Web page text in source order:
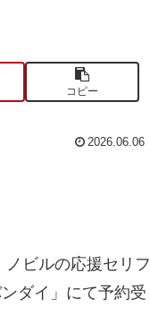
コピー
2026.06.06
ノビルの応援セリフ
ダイ」にて予約受